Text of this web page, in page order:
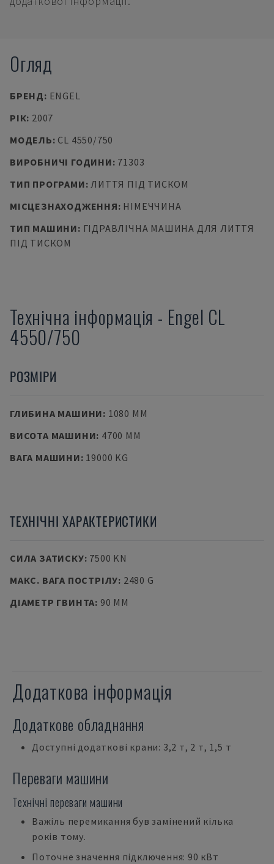
Огляд
БРЕНД: ENGEL
РІК: 2007
МОДЕЛЬ: CL 4550/750
ВИРОБНИЧІ ГОДИНИ: 71303
ТИП ПРОГРАМИ:ЛИТТЯ ПІД ТИСКОМ
МІСЦЕЗНАХОДЖЕННЯ: НІМЕЧЧИНА
ТИП МАШИНИ: ГІДРАВЛІЧНА МАШИНА ДЛЯ ЛИТТЯ
ПІД ТИСКОМ
Технічна інформація - Engel CL
4550/750
РОЗМІРИ
ГЛИБИНА МАШИНИ: 1080 MM
ВИСОТА МАШИНИ: 4700 MM
ВАГА МАШИНИ: 19000 KG
ТЕХНІЧНІ ХАРАКТЕРИСТИКИ
СИЛА ЗАТИСКУ: 7500 KN
МАКС. ВАГА ПОСТРІЛУ: 2480 G
ДІАМЕТР ГВИНТА: 90 MM
Додаткова інформація
Додаткове обладнання
Доступні додаткові крани: 3,2 т, 2 т, 1,5 т
Переваги машини
Технічні переваги машини
Важіль перемикання був замінений кілька
років тому.
Поточне значення підключення: 90 кВт